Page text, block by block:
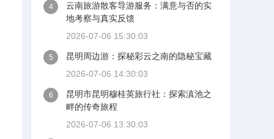
4
云南旅游散客导游服务：满意与否的实
地考察与真实反馈
2026-07-06 15:30:03
5
昆明周边游：探秘彩云之南的隐秘宝藏
2026-07-06 14:30:03
6
昆明市昆明穆桂英旅行社：探索滇池之
畔的传奇旅程
2026-07-06 13:30:03